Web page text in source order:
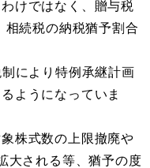
けではなく、贈与税
相続税の納税猶予割合
により特例承継計画
ようになっていま
株式数の上限撤廃や
大される等、猶予の度